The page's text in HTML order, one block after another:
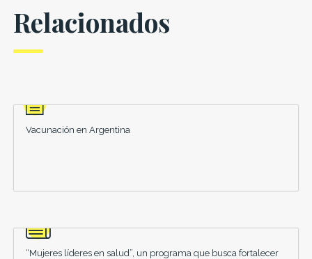
Relacionados
Vacunación en Argentina
“Mujeres líderes en salud”, un programa que busca fortalecer